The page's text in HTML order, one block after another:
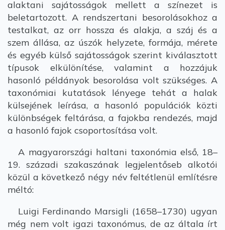
alaktani sajátosságok mellett a színezet is
beletartozott. A rendszertani besorolásokhoz a
testalkat, az orr hossza és alakja, a száj és a
szem állása, az úszók helyzete, formája, mérete
és egyéb külső sajátosságok szerint kiválasztott
típusok elkülönítése, valamint a hozzájuk
hasonló példányok besorolása volt szükséges. A
taxonómiai kutatások lényege tehát a halak
külsejének leírása, a hasonló populációk közti
különbségek feltárása, a fajokba rendezés, majd
a hasonló fajok csoportosítása volt.
A magyarországi haltani taxonómia első, 18–
19. századi szakaszának legjelentőseb alkotói
közül a következő négy név feltétlenül említésre
méltó:
Luigi Ferdinando Marsigli (1658–1730) ugyan
még nem volt igazi taxonómus, de az általa írt